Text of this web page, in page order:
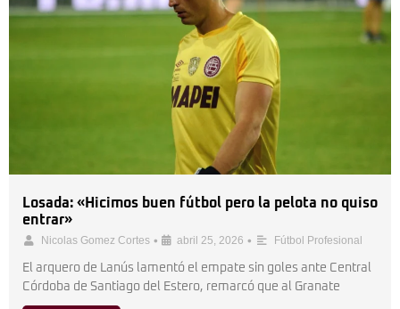
Losada: «Hicimos buen fútbol pero la pelota no quiso
entrar»
Nicolas Gomez Cortes • abril 25, 2026 • Fútbol Profesional
El arquero de Lanús lamentó el empate sin goles ante Central
Córdoba de Santiago del Estero, remarcó que al Granate